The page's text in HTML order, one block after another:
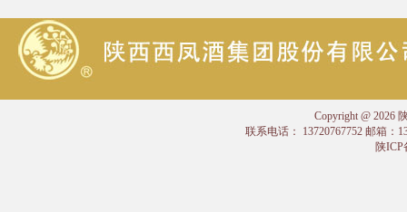
Copyright @ 2026
联系电话： 13720767752 邮箱：
陕ICP